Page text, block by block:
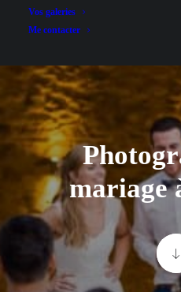
Vos galeries
Me contacter
mariage